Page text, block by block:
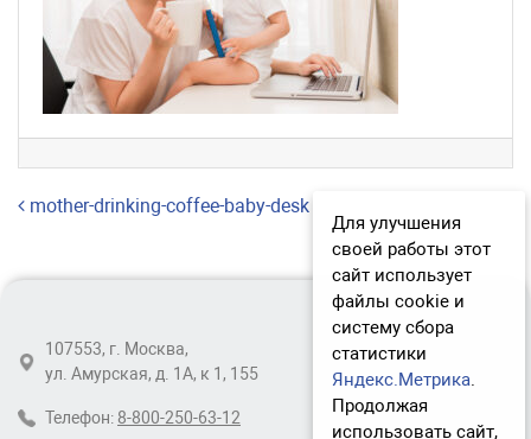
Навигация по записям
mother-drinking-coffee-baby-desk
107553, г. Москва,
ул. Амурская, д. 1А, к 1, 155
Телефон: 8-800-250-63-12
Для улучшения
своей работы этот
сайт использует
файлы cookie и
систему сбора
статистики
Яндекс.Метрика.
Продолжая
использовать сайт,